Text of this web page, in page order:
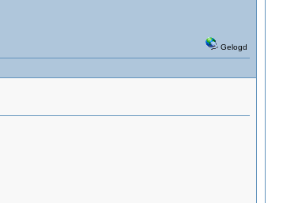
Gelogd